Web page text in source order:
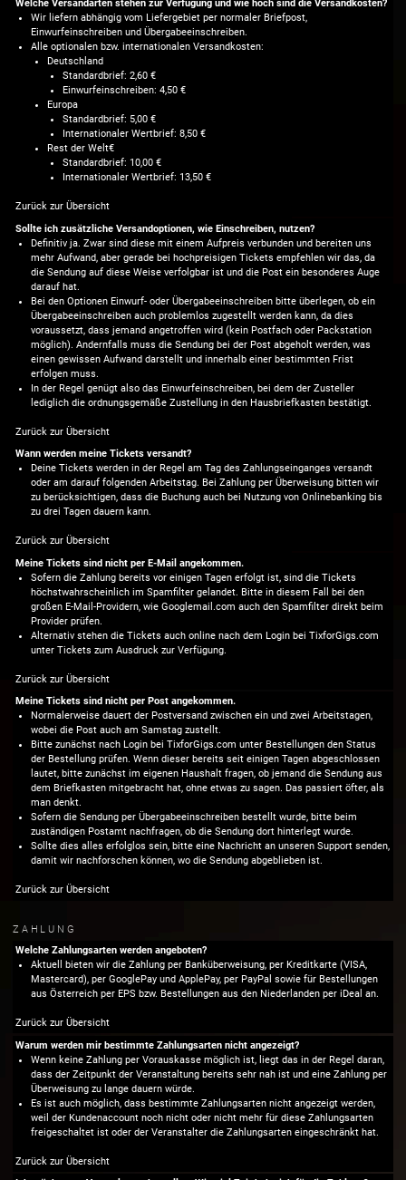
Welche Versandarten stehen zur Verfügung und wie hoch sind die Versandkosten?
Wir liefern abhängig vom Liefergebiet per normaler Briefpost,
Einwurfeinschreiben und Übergabeeinschreiben.
Alle optionalen bzw. internationalen Versandkosten:
Deutschland
Standardbrief: 2,60 €
Einwurfeinschreiben: 4,50 €
Europa
Standardbrief: 5,00 €
Internationaler Wertbrief: 8,50 €
Rest der Welt€
Standardbrief: 10,00 €
Internationaler Wertbrief: 13,50 €
Zurück zur Übersicht
Sollte ich zusätzliche Versandoptionen, wie Einschreiben, nutzen?
Definitiv ja. Zwar sind diese mit einem Aufpreis verbunden und bereiten uns
mehr Aufwand, aber gerade bei hochpreisigen Tickets empfehlen wir das, da
die Sendung auf diese Weise verfolgbar ist und die Post ein besonderes Auge
darauf hat.
Bei den Optionen Einwurf- oder Übergabeeinschreiben bitte überlegen, ob ein
Übergabeeinschreiben auch problemlos zugestellt werden kann, da dies
voraussetzt, dass jemand angetroffen wird (kein Postfach oder Packstation
möglich). Andernfalls muss die Sendung bei der Post abgeholt werden, was
einen gewissen Aufwand darstellt und innerhalb einer bestimmten Frist
erfolgen muss.
In der Regel genügt also das Einwurfeinschreiben, bei dem der Zusteller
lediglich die ordnungsgemäße Zustellung in den Hausbriefkasten bestätigt.
Zurück zur Übersicht
Wann werden meine Tickets versandt?
Deine Tickets werden in der Regel am Tag des Zahlungseinganges versandt
oder am darauf folgenden Arbeitstag. Bei Zahlung per Überweisung bitten wir
zu berücksichtigen, dass die Buchung auch bei Nutzung von Onlinebanking bis
zu drei Tagen dauern kann.
Zurück zur Übersicht
Meine Tickets sind nicht per E-Mail angekommen.
Sofern die Zahlung bereits vor einigen Tagen erfolgt ist, sind die Tickets
höchstwahrscheinlich im Spamfilter gelandet. Bitte in diesem Fall bei den
großen E-Mail-Providern, wie Googlemail.com auch den Spamfilter direkt beim
Provider prüfen.
Alternativ stehen die Tickets auch online nach dem Login bei TixforGigs.com
unter Tickets zum Ausdruck zur Verfügung.
Zurück zur Übersicht
Meine Tickets sind nicht per Post angekommen.
Normalerweise dauert der Postversand zwischen ein und zwei Arbeitstagen,
wobei die Post auch am Samstag zustellt.
Bitte zunächst nach Login bei TixforGigs.com unter Bestellungen den Status
der Bestellung prüfen. Wenn dieser bereits seit einigen Tagen abgeschlossen
lautet, bitte zunächst im eigenen Haushalt fragen, ob jemand die Sendung aus
dem Briefkasten mitgebracht hat, ohne etwas zu sagen. Das passiert öfter, als
man denkt.
Sofern die Sendung per Übergabeeinschreiben bestellt wurde, bitte beim
zuständigen Postamt nachfragen, ob die Sendung dort hinterlegt wurde.
Sollte dies alles erfolglos sein, bitte eine Nachricht an unserenSupport senden,
damit wir nachforschen können, wo die Sendung abgeblieben ist.
Zurück zur Übersicht
ZAHLUNG
Welche Zahlungsarten werden angeboten?
Aktuell bieten wir die Zahlung per Banküberweisung, per Kreditkarte (VISA,
Mastercard), per GooglePay und ApplePay, per PayPal sowie für Bestellungen
aus Österreich per EPS bzw. Bestellungen aus den Niederlanden per iDeal an.
Zurück zur Übersicht
Warum werden mir bestimmte Zahlungsarten nicht angezeigt?
Wenn keine Zahlung per Vorauskasse möglich ist, liegt das in der Regel daran,
dass der Zeitpunkt der Veranstaltung bereits sehr nah ist und eine Zahlung per
Überweisung zu lange dauern würde.
Es ist auch möglich, dass bestimmte Zahlungsarten nicht angezeigt werden,
weil der Kundenaccount noch nicht oder nicht mehr für diese Zahlungsarten
freigeschaltet ist oder der Veranstalter die Zahlungsarten eingeschränkt hat.
Zurück zur Übersicht